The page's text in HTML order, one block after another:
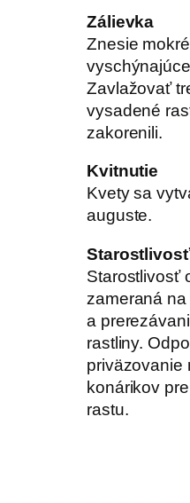
Zálievka
Znesie
Zavlažovať
vysadené
zakorenili.
Kvitnutie
Kvety sa
auguste.
Starostlivosť
Starostlivosť
zameraná
a
rastliny.
priväzovanie
konárikov
rastu.